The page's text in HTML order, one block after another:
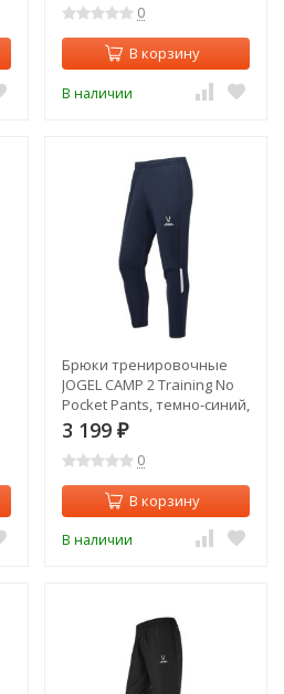
0
В корзину
В наличии
Брюки тренировочные
JOGEL CAMP 2 Training No
Pocket Pants, темно-синий,
детский (2126551)
3 199 ₽
0
В корзину
В наличии